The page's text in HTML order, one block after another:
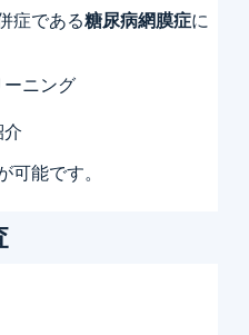
症である糖尿病網膜症に
ーニング
介
可能です。